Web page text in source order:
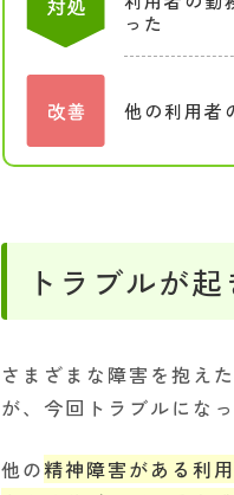
った
他の利用者
トラブルが
さまざまな障害を抱え
が、今回トラブルにな
他の精神障害がある利